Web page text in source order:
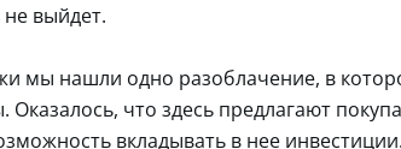
выйдет.
мы нашли одно разоблачение, в
что здесь предлагают
вкладывать в нее инвестиции.